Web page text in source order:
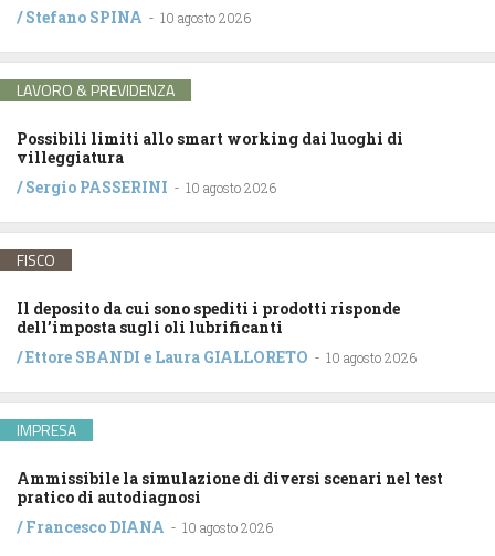
/Stefano SPINA - 10 agosto 2026
LAVORO & PREVIDENZA
Possibili limiti allo smart working dai luoghi di
villeggiatura
/Sergio PASSERINI - 10 agosto 2026
FISCO
Il deposito da cui sono spediti i prodotti risponde
dell’imposta sugli oli lubrificanti
/Ettore SBANDI e Laura GIALLORETO - 10 agosto 2026
IMPRESA
Ammissibile la simulazione di diversi scenari nel test
pratico di autodiagnosi
/Francesco DIANA - 10 agosto 2026